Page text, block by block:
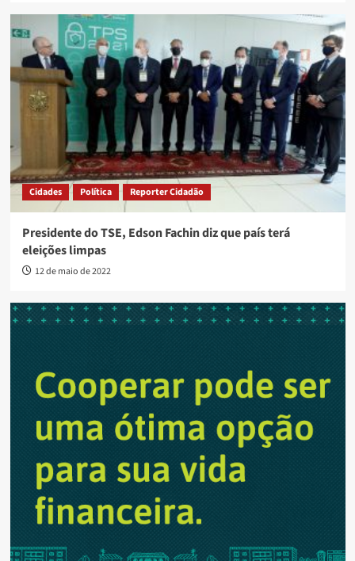
Cidades Política Reporter Cidadão
Presidente do TSE, Edson Fachin diz que país terá
eleições limpas
12 de maio de 2022